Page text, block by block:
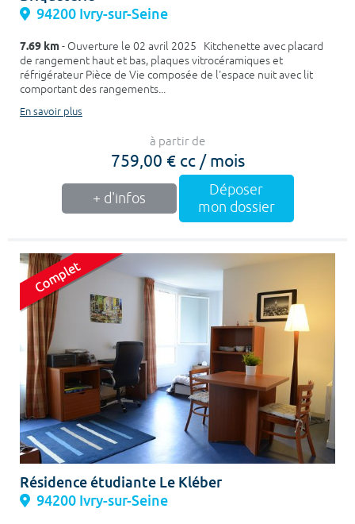
94200 Ivry-sur-Seine
7.69 km- Ouverture le 02 avril 2025 Kitchenette avec placard
de rangement haut et bas, plaques vitrocéramiques et
réfrigérateur Pièce de Vie composée de l'espace nuit avec lit
comportant des rangements...
En savoir plus
à partir de
759,00 € cc / mois
+ d'infos
Déposer
mon dossier
Résidence étudiante Le Kléber
94200 Ivry-sur-Seine